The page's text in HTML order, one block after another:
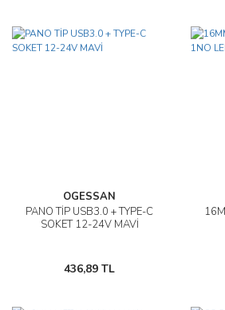
OGESSAN
PANO TİP USB3.0 + TYPE-C
SOKET 12-24V MAVİ
436,89 TL